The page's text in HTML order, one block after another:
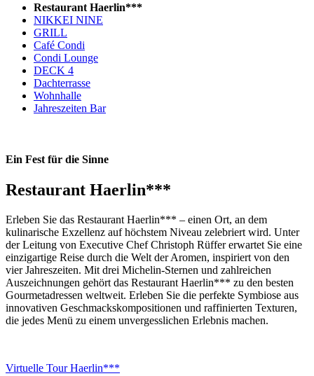
Restaurant Haerlin***
NIKKEI NINE
GRILL
Café Condi
Condi Lounge
DECK 4
Dachterrasse
Wohnhalle
Jahreszeiten Bar
Ein Fest für die Sinne
Restaurant Haerlin***
Erleben Sie das Restaurant Haerlin*** – einen Ort, an dem
kulinarische Exzellenz auf höchstem Niveau zelebriert wird. Unter
der Leitung von Executive Chef Christoph Rüffer erwartet Sie eine
einzigartige Reise durch die Welt der Aromen, inspiriert von den
vier Jahreszeiten. Mit drei Michelin-Sternen und zahlreichen
Auszeichnungen gehört das Restaurant Haerlin*** zu den besten
Gourmetadressen weltweit. Erleben Sie die perfekte Symbiose aus
innovativen Geschmackskompositionen und raffinierten Texturen,
die jedes Menü zu einem unvergesslichen Erlebnis machen.
Virtuelle Tour Haerlin***